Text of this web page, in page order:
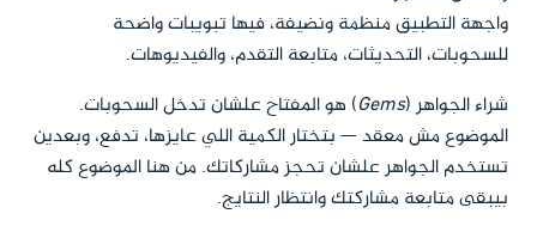
واجهة التطبيق منظمة ونضيفة، فيها تبويبات واضحة
للسحوبات، التحديثات، متابعة التقدم، والفيديوهات.
شراء الجواهر (Gems) هو المفتاح علشان تدخل السحوبات.
الموضوع مش معقد — بتختار الكمية اللي عايزها، تدفع، وبعدين
تستخدم الجواهر علشان تحجز مشاركاتك. من هنا الموضوع كله
بيبقى متابعة مشاركتك وانتظار النتايج.